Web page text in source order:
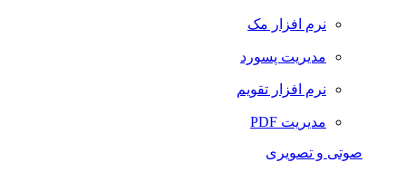
نرم افزار مک
مدیریت پسورد
نرم افزار تقویم
مدیریت PDF
صوتی و تصویری